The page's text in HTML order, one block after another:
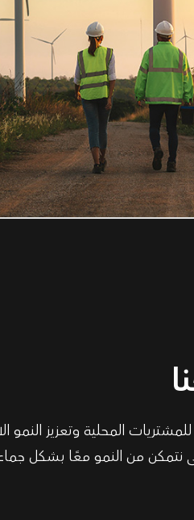
المحلية وتعزيز
نتمكن من النمو معًا بشكل